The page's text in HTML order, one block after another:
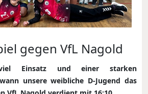
gegen VfL Nagold
Einsatz und einer starken
unsere weibliche D-Jugend das